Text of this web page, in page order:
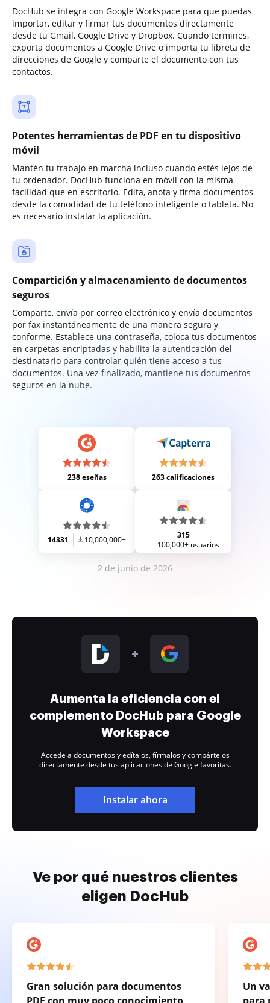
DocHub se integra con Google Workspace para que puedas
importar, editar y firmar tus documentos directamente
desde tu Gmail, Google Drive y Dropbox. Cuando termines,
exporta documentos a Google Drive o importa tu libreta de
direcciones de Google y comparte el documento con tus
contactos.
Potentes herramientas de PDF en tu dispositivo
móvil
Mantén tu trabajo en marcha incluso cuando estés lejos de
tu ordenador. DocHub funciona en móvil con la misma
facilidad que en escritorio. Edita, anota y firma documentos
desde la comodidad de tu teléfono inteligente o tableta. No
es necesario instalar la aplicación.
Compartición y almacenamiento de documentos
seguros
Comparte, envía por correo electrónico y envía documentos
por fax instantáneamente de una manera segura y
conforme. Establece una contraseña, coloca tus documentos
en carpetas encriptadas y habilita la autenticación del
destinatario para controlar quién tiene acceso a tus
documentos. Una vez finalizado, mantiene tus documentos
seguros en la nube.
238 eseñas 263 calificaciones
14331 10,000,000+
315
100,000+ usuarios
2 de junio de 2026
Aumenta la eficiencia con el
complemento DocHub para Google
Workspace
Accede a documentos y edítalos, fírmalos y compártelos
directamente desde tus aplicaciones de Google favoritas.
Instalar ahora
Ve por qué nuestros clientes
eligen DocHub
Gran solución para documentos
Un